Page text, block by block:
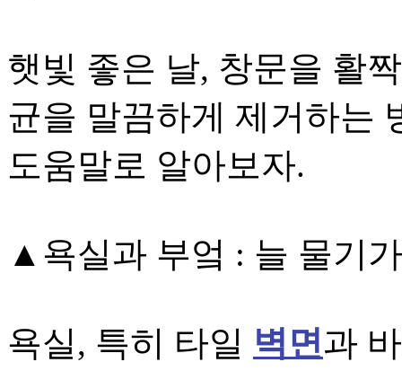
햇빛 좋은 날, 창문을 활
균을 말끔하게 제거하는
도움말로 알아보자.
▲욕실과 부엌 : 늘 물기
욕실, 특히 타일 벽면과